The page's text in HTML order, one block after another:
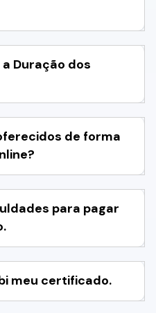
Duração dos
de forma
para pagar
meu certificado.